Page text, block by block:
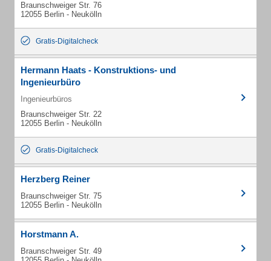
Braunschweiger Str. 76
12055 Berlin - Neukölln
Gratis-Digitalcheck
Hermann Haats - Konstruktions- und
Ingenieurbüro
Ingenieurbüros
Braunschweiger Str. 22
12055 Berlin - Neukölln
Gratis-Digitalcheck
Herzberg Reiner
Braunschweiger Str. 75
12055 Berlin - Neukölln
Horstmann A.
Braunschweiger Str. 49